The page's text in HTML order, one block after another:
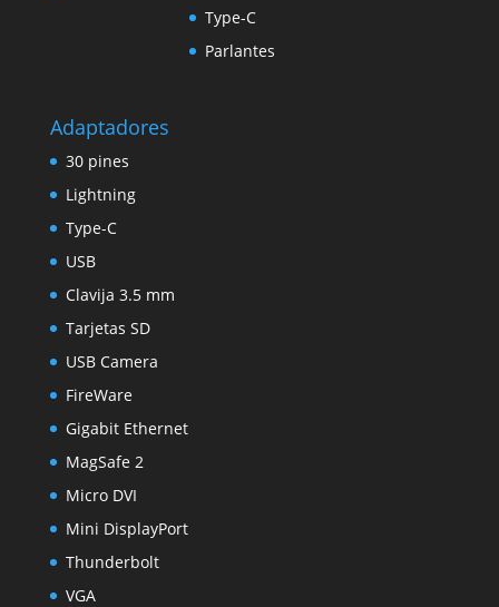
Type-C
Parlantes
Adaptadores
30 pines
Lightning
Type-C
USB
Clavija 3.5 mm
Tarjetas SD
USB Camera
FireWare
Gigabit Ethernet
MagSafe 2
Micro DVI
Mini DisplayPort
Thunderbolt
VGA